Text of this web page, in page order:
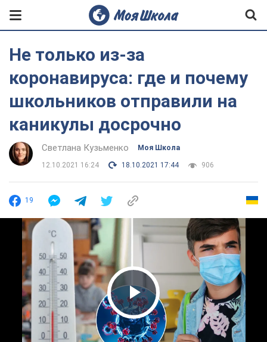
Не только из-за
коронавируса: где и почему
школьников отправили на
каникулы досрочно
Светлана Кузьменко Моя Школа
12.10.2021 16:24 18.10.2021 17:44 906
19
Play Video